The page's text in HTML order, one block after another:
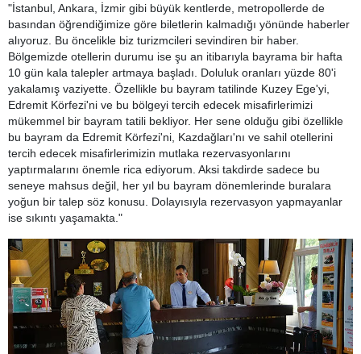
"İstanbul, Ankara, İzmir gibi büyük kentlerde, metropollerde de
basından öğrendiğimize göre biletlerin kalmadığı yönünde haberler
alıyoruz. Bu öncelikle biz turizmcileri sevindiren bir haber.
Bölgemizde otellerin durumu ise şu an itibarıyla bayrama bir hafta
10 gün kala talepler artmaya başladı. Doluluk oranları yüzde 80'i
yakalamış vaziyette. Özellikle bu bayram tatilinde Kuzey Ege'yi,
Edremit Körfezi'ni ve bu bölgeyi tercih edecek misafirlerimizi
mükemmel bir bayram tatili bekliyor. Her sene olduğu gibi özellikle
bu bayram da Edremit Körfezi'ni, Kazdağları'nı ve sahil otellerini
tercih edecek misafirlerimizin mutlaka rezervasyonlarını
yaptırmalarını önemle rica ediyorum. Aksi takdirde sadece bu
seneye mahsus değil, her yıl bu bayram dönemlerinde buralara
yoğun bir talep söz konusu. Dolayısıyla rezervasyon yapmayanlar
ise sıkıntı yaşamakta."